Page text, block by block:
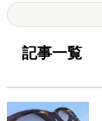
記事一覧